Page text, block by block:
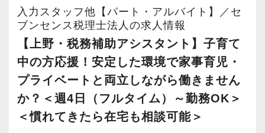
・繁忙期も月30～40h程度
・男性の育休取得率100％
・テレワーク導入済み
・全席デュアルモニタ完備
＜幅広い経験・成長環境＞
・クライアント2500社以上
・9割が紹介の安定基盤
入力スタッフ他【パート・アルバイト】／セ
ブンセンス税理士法人の求人情報
【上野・税務補助アシスタント】子育て
中の方応援！安定した環境で家事育児・
プライベートと両立しながら働きません
か？＜週4日（フルタイム）～勤務OK＞
＜慣れてきたら在宅も相談可能＞